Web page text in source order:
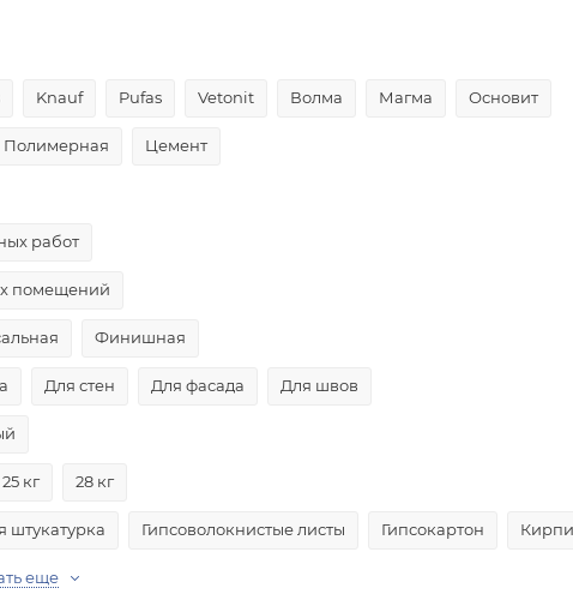
Knauf Pufas Vetonit Волма Магма Основит
Полимерная Цемент
работ
помещений
Финишная
Для стен Для фасада Для швов
25 кг 28 кг
штукатурка Гипсоволокнистые листы Гипсокартон
еще